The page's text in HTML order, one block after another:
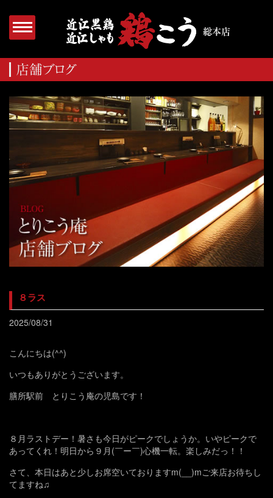
８ラス
2025/08/31
こんにちは(^^)
いつもありがとうございます。
膳所駅前 とりこう庵の児島です！
８月ラストデー！暑さも今日がピークでしょうか。いやピークで
あってくれ！明日から９月(￣ー￣)心機一転。楽しみだっ！！
さて、本日はあと少しお席空いておりますm(__)mご来店お待ちし
てますね♫